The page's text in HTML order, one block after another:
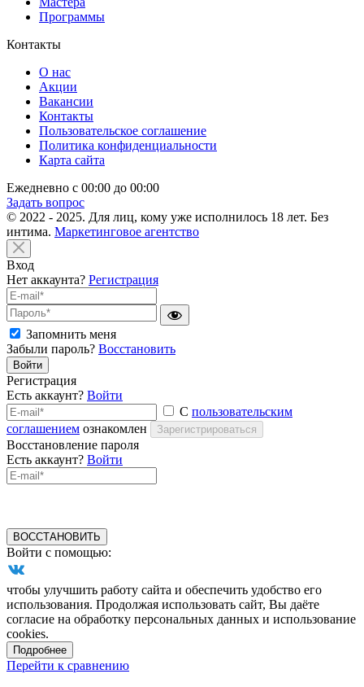
Программы
Контакты
О нас
Акции
Вакансии
Контакты
Пользовательское соглашение
Политика конфиденциальности
Карта сайта
Ежедневно с 00:00 до 00:00
Задать вопрос
© 2022 - 2025. Для лиц, кому уже исполнилось 18 лет. Без
интима. Маркетинговое агентство
Вход
Нет аккаунта? Регистрация
Запомнить меня
Забыли пароль? Восстановить
Войти
Регистрация
Есть аккаунт? Войти
С пользовательским
соглашением ознакомлен Зарегистрироваться
Восстановление пароля
Есть аккаунт? Войти
ВОССТАНОВИТЬ
Войти с помощью:
чтобы улучшить работу сайта и обеспечить удобство его
использования. Продолжая использовать сайт, Вы даёте
согласие на обработку персональных данных и использование
cookies.
Подробнее
Перейти к сравнению